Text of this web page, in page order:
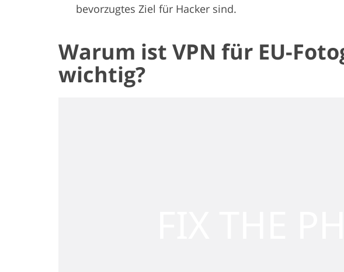
bevorzugtes Ziel für Hacker sind.
Warum ist VPN für EU-
wichtig?